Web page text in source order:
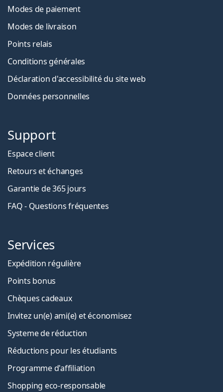
Modes de paiement
Modes de livraison
Points relais
Conditions générales
Déclaration d'accessibilité du site web
Données personnelles
Support
Espace client
Retours et échanges
Garantie de 365 jours
FAQ - Questions fréquentes
Services
Expédition régulière
Points bonus
Chèques cadeaux
Invitez un(e) ami(e) et économisez
Systeme de réduction
Réductions pour les étudiants
Programme d'affiliation
Shopping eco-responsable